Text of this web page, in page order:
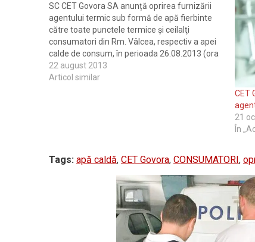
SC CET Govora SA anunță oprirea furnizării
agentului termic sub formă de apă fierbinte
către toate punctele termice şi ceilalţi
consumatori din Rm. Vâlcea, res­pec­tiv a apei
calde de consum, în perioada 26.08.2013 (ora
0.00), până în 28.08.2013 (ora 18.00), în baza
opririi totale programată pentru anul 2013.
22 august 2013
Articol similar
CET
21
În
Tags: apă caldă, CET Govora, CONSUMATORI,